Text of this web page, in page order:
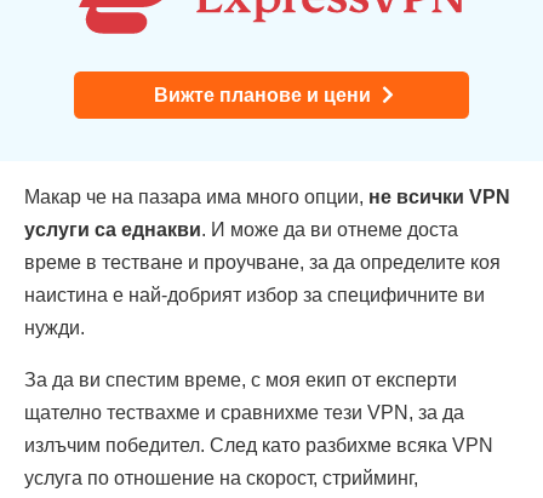
Вижте планове и цени
Макар че на пазара има много опции, не всички VPN
услуги са еднакви. И може да ви отнеме доста
време в тестване и проучване, за да определите коя
наистина е най-добрият избор за специфичните ви
нужди.
За да ви спестим време, с моя екип от експерти
щателно тествахме и сравнихме тези VPN, за да
излъчим победител. След като разбихме всяка VPN
услуга по отношение на скорост, стрийминг,